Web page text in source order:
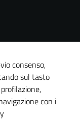
consenso,
sul tasto
con i